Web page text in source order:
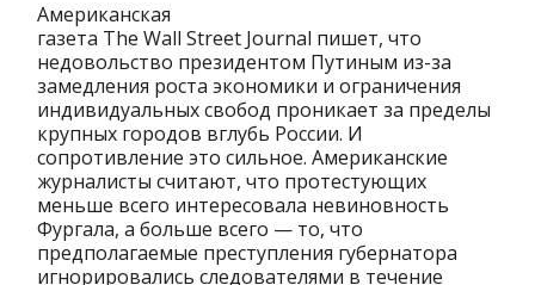
Американская
газета The Wall Street Journal пишет, что
недовольство президентом Путиным из-за
замедления роста экономики и ограничения
индивидуальных свобод проникает за пределы
крупных городов вглубь России. И
сопротивление это сильное. Американские
журналисты считают, что протестующих
меньше всего интересовала невиновность
Фургала, а больше всего — то, что
предполагаемые преступления губернатора
игнорировались следователями в течение